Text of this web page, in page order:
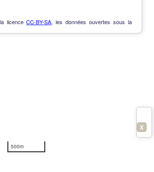
500m
licenceCC-BY-SA, les données ouvertes sous la
X